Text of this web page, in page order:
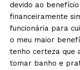
devido ao
financeiramente
funcionária para
o meu maior
tenho certeza que
tomar banho e